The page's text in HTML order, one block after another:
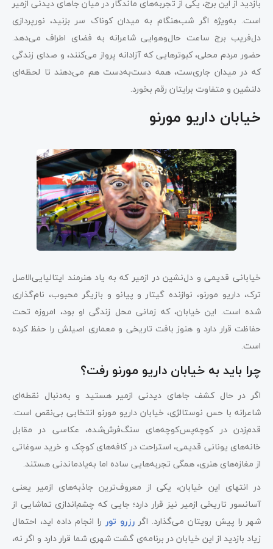
بازدید از این برج، یکی از تجربه‌های ماندگار در میان جاهای دیدنی ازمیر
است. به‌ویژه اگر شب‌هنگام به میدان کوناک سر بزنید، نورپردازی
دل‌فریب برج ساعت حال‌وهوایی شاعرانه به فضای اطراف می‌دهد.
حضور مردم محلی، کبوترهایی که آزادانه پرواز می‌کنند، و صدای زندگی
که در میدان جاری‌ست، همه دست‌به‌دست هم می‌دهند تا لحظه‌ای
دلنشین و متفاوت برایتان رقم بخورد.
خیابان داریو مورنو
خیابانی قدیمی و دل‌نشین در ازمیر که به یاد هنرمند ایتالیایی‌الاصل
ترک، داریو مورنو، نوازنده گیتار و پیانو و بازیگر محبوب، نام‌گذاری
شده است. این خیابان، که زمانی محل زندگی او بود، امروزه تحت
حفاظت قرار دارد و هنوز بافت تاریخی و معماری اصیلش را حفظ کرده
است.
چرا باید به خیابان داریو مورنو رفت؟
اگر در حال کشف جاهای دیدنی ازمیر هستید و به‌دنبال نقطه‌ای
شاعرانه با حس نوستالژی، خیابان داریو مورنو انتخابی بی‌نقص است.
قدم‌زدن در کوچه‌پس‌کوچه‌های سنگ‌فرش‌شده، عکاسی در مقابل
خانه‌های یونانی قدیمی، استراحت در کافه‌های کوچک و خرید سوغاتی
از مغازه‌های هنری، همگی تجربه‌هایی ساده اما به‌یادماندنی هستند.
در انتهای این خیابان، یکی از معروف‌ترین جاذبه‌های ازمیر یعنی
آسانسور تاریخی ازمیر نیز قرار دارد؛ جایی که چشم‌اندازی تماشایی از
شهر را پیش رویتان می‌گذارد. اگر رزرو تور را انجام داده اید، احتمال
زیاد بازدید از این خیابان در برنامه‌ی گشت شهری شما قرار دارد و اگر نه،